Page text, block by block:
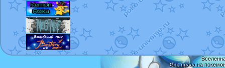
Все права на